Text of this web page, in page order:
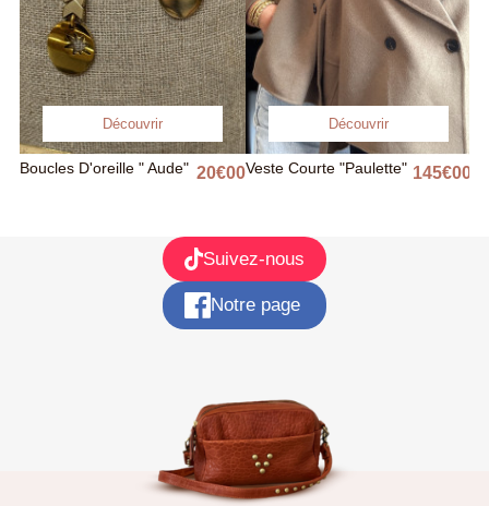
Prix
Découvrir
Boucles D'oreille " Aude" Prix
20€00
Découvrir
Veste Courte "Paulette" 145€00
Suivez-nous
Notre page